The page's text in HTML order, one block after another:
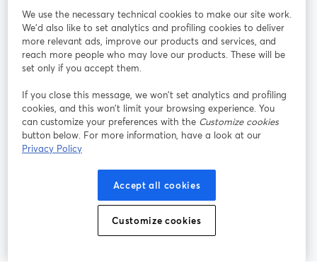
参加する
ライ
ンセ
ミナ
ー
Facebook
新しいタブで開く(Twitter)
YouTube
Instagram
新しいタブで開く
LinkedIn
新しいタブで開く
新しいタブで開く
プラットフォーム利用規約
個人情報保護方針 クッキーポリシー
We use the necessary technical cookies to make our site work.
We'd also like to set analytics and profiling cookies to deliver
more relevant ads, improve our products and services, and
reach more people who may love our products. These will be
set only if you accept them.
If you close this message, we won’t set analytics and profiling
cookies, and this won’t limit your browsing experience. You
can customize your preferences with the Customize cookies
button below. For more information, have a look at our
Privacy Policy
Accept all cookies
Customize cookies